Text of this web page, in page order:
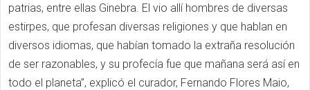
patrias, entre ellas Ginebra. El vio allí hombres de diversas
estirpes, que profesan diversas religiones y que hablan en
diversos idiomas, que habían tomado la extraña resolución
de ser razonables, y su profecía fue que mañana será así en
todo el planeta”, explicó el curador, Fernando Flores Maio,